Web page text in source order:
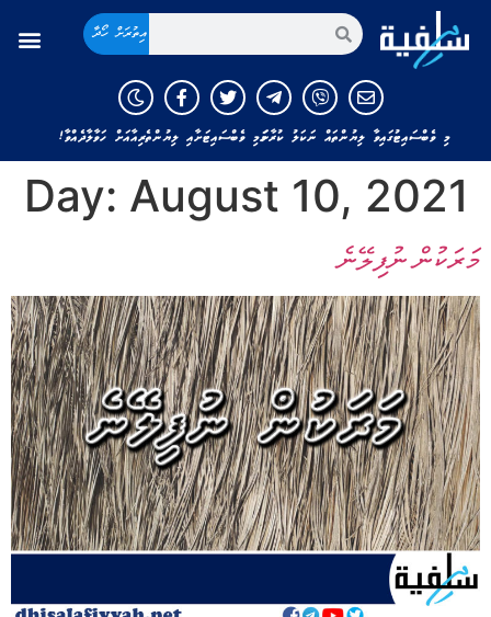
އިތުރަށް ހޯދާ
މި ވެބްސައިޓުގައިވާ ލިޔުންތައް ނަކަލު ކުރާނަމަ މި ވެބްސައިޓަށާއި ލިޔުންތެރިއާއަށް ހަވާލާދެއްވާ!
Day: August 10, 2021
މަރަކުން ނުފިލޭނެ